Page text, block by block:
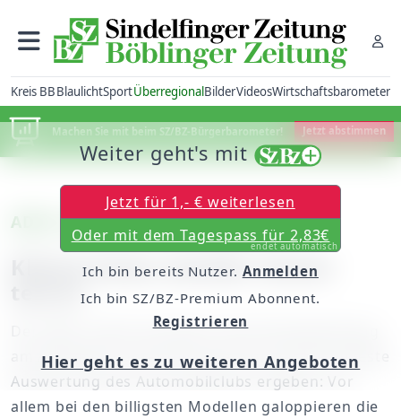
Kreis BBBlaulichtSportÜberregionalBilderVideosWirtschaftsbarometer
Machen Sie mit beim SZ/BZ-Bürgerbarometer! Jetzt abstimmen
ADAC analysiert Fahrzeugpreise
Kleine Autos werden immer
teurer
Der ADAC nimmt seit Jahren die Preisentwicklung
am Automarkt unter die Lupe. Nun hat die neueste
Auswertung des Automobilclubs ergeben: Vor
allem bei den billigsten Modellen galoppieren die
Weiter geht's mit
Jetzt für 1,- € weiterlesen
Oder mit dem Tagespass für 2,83€
endet automatisch
Ich bin bereits Nutzer. Anmelden
Ich bin SZ/BZ-Premium Abonnent.
Registrieren
Hier geht es zu weiteren Angeboten